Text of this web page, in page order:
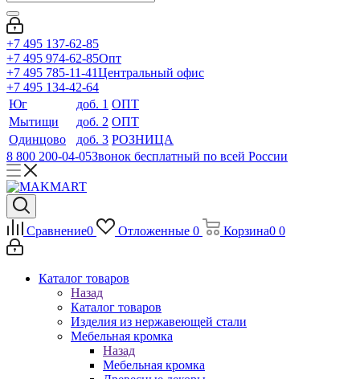
+7 495 137-62-85
+7 495 974-62-85Опт
+7 495 785-11-41Центральный офис
+7 495 134-42-64
Юг
доб. 1 ОПТ
Мытищи
доб. 2 ОПТ
Одинцово
доб. 3 РОЗНИЦА
8 800 200-04-05Звонок бесплатный по всей России
Сравнение0 Отложенные 0 Корзина0 0
Каталог товаров
Назад
Каталог товаров
Изделия из нержавеющей стали
Мебельная кромка
Назад
Мебельная кромка